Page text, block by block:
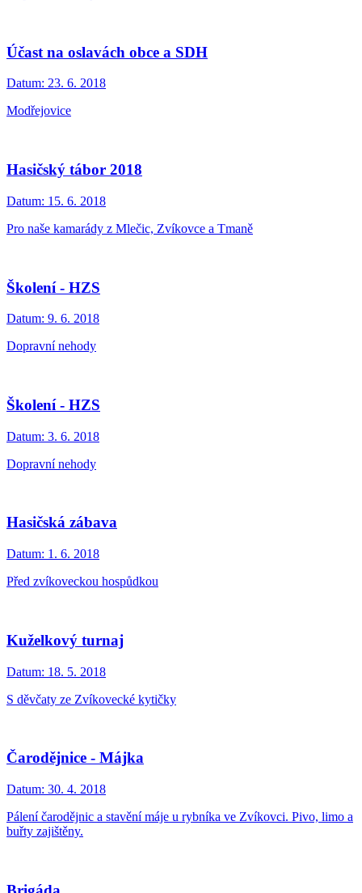
Účast na oslavách obce a SDH
Datum: 23. 6. 2018
Modřejovice
Hasičský tábor 2018
Datum: 15. 6. 2018
Pro naše kamarády z Mlečic, Zvíkovce a Tmaně
Školení - HZS
Datum: 9. 6. 2018
Dopravní nehody
Školení - HZS
Datum: 3. 6. 2018
Dopravní nehody
Hasičská zábava
Datum: 1. 6. 2018
Před zvíkoveckou hospůdkou
Kuželkový turnaj
Datum: 18. 5. 2018
S děvčaty ze Zvíkovecké kytičky
Čarodějnice - Májka
Datum: 30. 4. 2018
Pálení čarodějnic a stavění máje u rybníka ve Zvíkovci. Pivo, limo a
buřty zajištěny.